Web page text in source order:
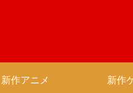
新作アニメ 新作